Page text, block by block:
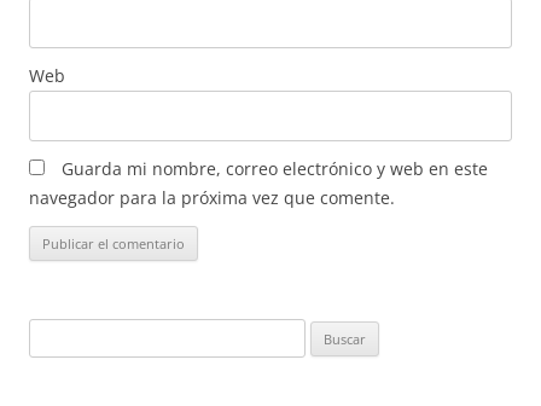
Web
Guarda mi nombre, correo electrónico y web en este
navegador para la próxima vez que comente.